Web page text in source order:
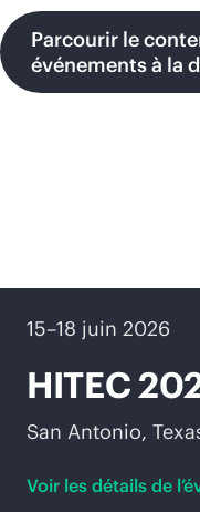
Parcourir le
événements à la
15–18 juin 2026
HITEC
San Antonio,
Voir les détails de